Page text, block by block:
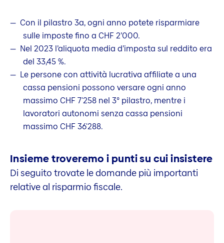
Con il pilastro 3a, ogni anno potete risparmiare
sulle imposte fino a CHF 2’000.
Nel 2023 l’aliquota media d’imposta sul reddito era
del 33,45 %.
Le persone con attività lucrativa affiliate a una
cassa pensioni possono versare ogni anno
massimo CHF 7'258 nel 3° pilastro, mentre i
lavoratori autonomi senza cassa pensioni
massimo CHF 36'288.
Insieme troveremo i punti su cui insistere
Di seguito trovate le domande più importanti
relative al risparmio fiscale.